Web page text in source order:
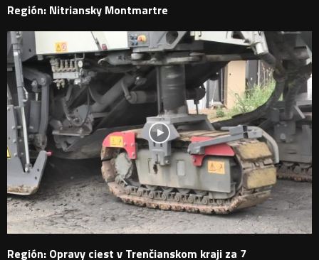
Región: Nitriansky Montmartre
Región: Opravy ciest v Trenčianskom kraji za 7